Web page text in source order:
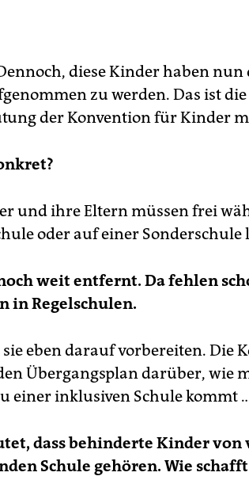
Schurkenstaaten
Munoz zu einem Deutschlandbesuch
diskutieren.
diese Kinder haben nun
zu werden. Das ist
der Konvention für Kinder
und ihre Eltern müssen frei
oder auf einer
weit entfernt. Da fehlen
in Regelschulen.
eben darauf vorbereiten. Die
Übergangsplan darüber, wie
einer inklusiven Schule kommt
dass behinderte Kinder
Schule gehören. Wie schafft